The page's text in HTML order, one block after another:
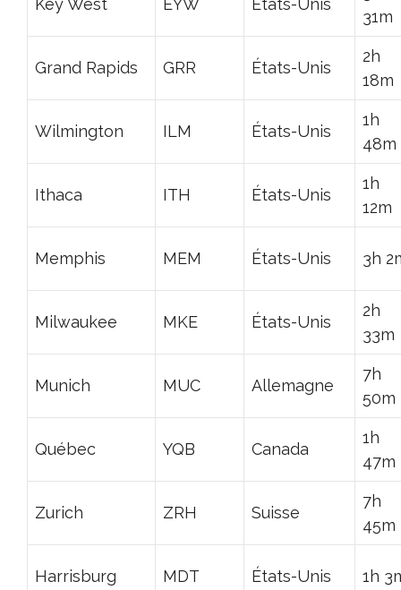
31m
Grand Rapids GRR États-Unis
2h
18m
Wilmington ILM États-Unis
1h
48m
Ithaca ITH États-Unis
1h
12m
Memphis MEM États-Unis 3h
Milwaukee MKE États-Unis
2h
33m
Munich MUC Allemagne
7h
50m
Québec YQB Canada
1h
47m
Zurich ZRH Suisse
7h
45m
Harrisburg MDT États-Unis 1h